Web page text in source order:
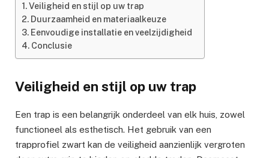
Veiligheid en stijl op uw trap
Duurzaamheid en materiaalkeuze
Eenvoudige installatie en veelzijdigheid
Conclusie
Veiligheid en stijl op uw trap
Een trap is een belangrijk onderdeel van elk huis, zowel
functioneel als esthetisch. Het gebruik van een
trapprofiel zwart kan de veiligheid aanzienlijk vergroten